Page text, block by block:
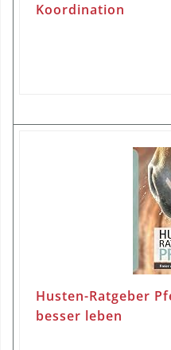
Koordination
Husten-Ratgeber
besser leben